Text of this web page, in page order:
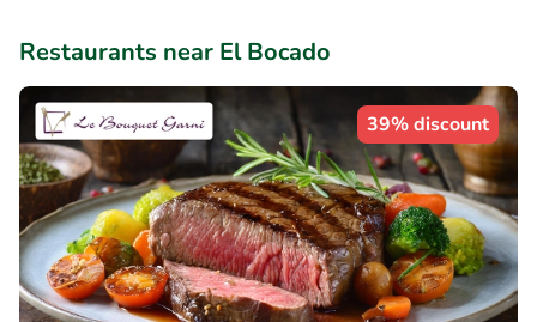
Restaurants near El Bocado
39% discount